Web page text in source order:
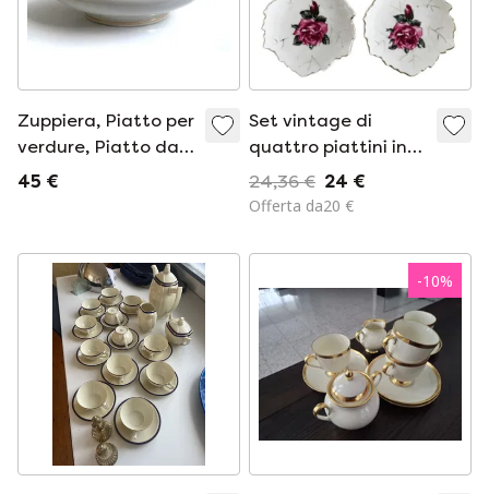
Zuppiera, Piatto per
verdure, Piatto da
portata,
firmato, Arte
45 €
Set vintage di
quattro piattini in
porcellana con
decorazione a rose
24,36 € 24 €
Offerta da20 €
-10%